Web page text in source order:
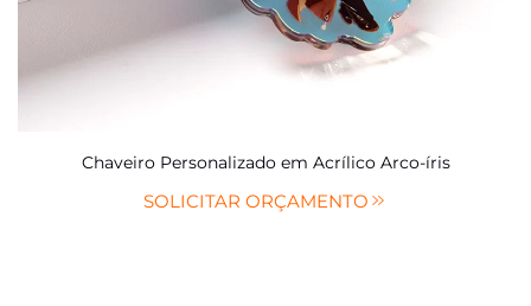
Chaveiro Personalizado em Acrílico Arco-íris
SOLICITAR ORÇAMENTO